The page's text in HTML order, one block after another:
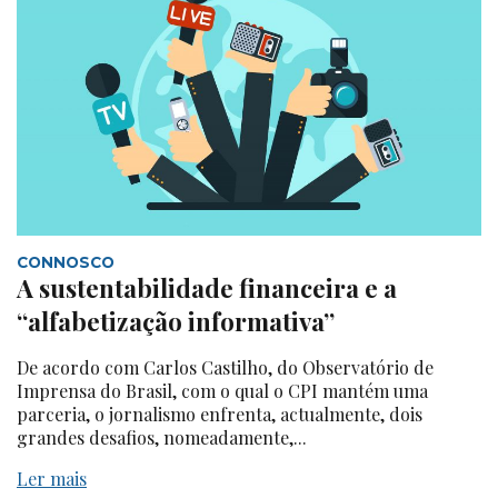
CONNOSCO
A sustentabilidade financeira e a
“alfabetização informativa”
De acordo com Carlos Castilho, do Observatório de
Imprensa do Brasil, com o qual o CPI mantém uma
parceria, o jornalismo enfrenta, actualmente, dois
grandes desafios, nomeadamente,...
Ler mais